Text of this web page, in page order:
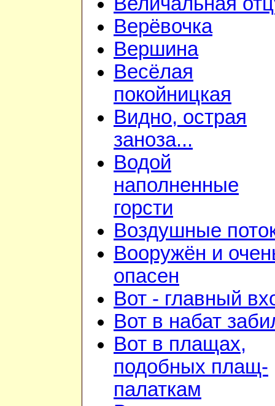
Верёвочка
Вершина
Весёлая
покойницкая
Видно, острая
заноза...
Водой
наполненные
горсти
Воздушные
Вооружён и
опасен
Вот - главный
Вот в набат
Вот в плащах,
подобных плащ-
палаткам